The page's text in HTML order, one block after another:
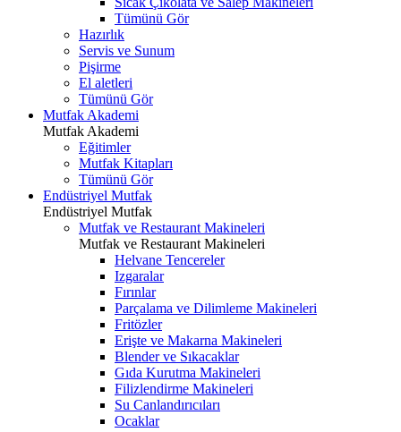
Tümünü Gör
Hazırlık
Servis ve Sunum
Pişirme
El aletleri
Tümünü Gör
Mutfak Akademi
Mutfak Akademi
Eğitimler
Mutfak Kitapları
Tümünü Gör
Endüstriyel Mutfak
Endüstriyel Mutfak
Mutfak ve Restaurant Makineleri
Mutfak ve Restaurant Makineleri
Helvane Tencereler
Izgaralar
Fırınlar
Parçalama ve Dilimleme Makineleri
Fritözler
Erişte ve Makarna Makineleri
Blender ve Sıkacaklar
Gıda Kurutma Makineleri
Filizlendirme Makineleri
Su Canlandırıcıları
Ocaklar